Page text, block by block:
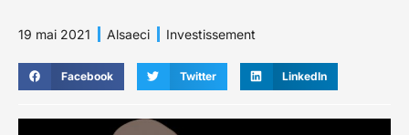
19 mai 2021 Alsaeci Investissement
Facebook Twitter LinkedIn